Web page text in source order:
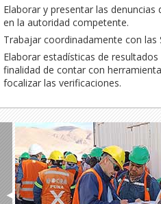
Elaborar y presentar las
en la autoridad competente.
Trabajar coordinadamente con las
Elaborar estadísticas de
finalidad de contar con
focalizar las verificaciones.
◄